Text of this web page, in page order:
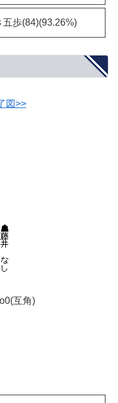
歩(84)(93.26%)
図>>
互角)